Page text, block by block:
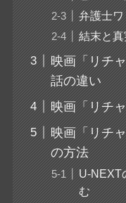
弁護士
結末と
映画「リチ
話の違い
映画「リチ
映画「リチ
の方法
U-NEXT
む